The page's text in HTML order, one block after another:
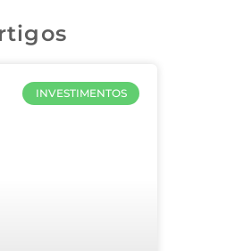
INVESTIMENTOS